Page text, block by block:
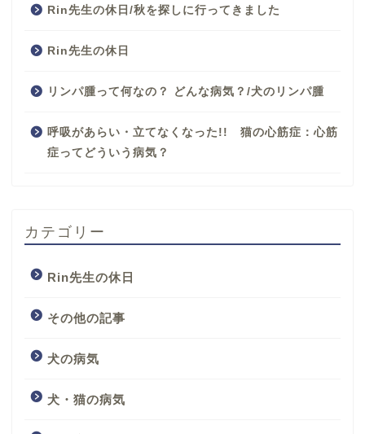
Rin先生の休日/秋を探しに行ってきました
Rin先生の休日
リンパ腫って何なの？ どんな病気？/犬のリンパ腫
呼吸があらい・立てなくなった!! 猫の心筋症：心筋
症ってどういう病気？
カテゴリー
Rin先生の休日
その他の記事
犬の病気
犬・猫の病気